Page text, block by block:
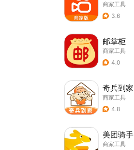
商家工具
3.6
邮掌柜
商家工具
4.0
奇兵到家
商家工具
4.8
美团骑手
商家工具